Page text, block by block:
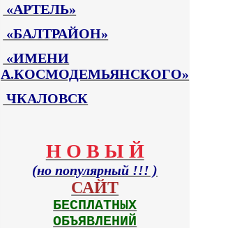
«АРТЕЛЬ»
«БАЛТРАЙОН»
«ИМЕНИ
А.КОСМОДЕМЬЯНСКОГО»
ЧКАЛОВСК
Н О В Ы Й
(но популярный !!! )
САЙТ
БЕСПЛАТНЫХ
ОБЪЯВЛЕНИЙ